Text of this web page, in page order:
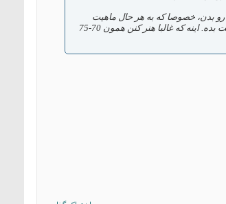
سوئیچینگ، زیر بار نیمتونن اون بازدهی های رویایی 85، 90، 95 درصدری شون رو بدن، خصوصا که به هر حال ماهیت
سوئیچینگ هم یه نقطه کار بهینه داره و اینجوری نیس که انتظار داشته باشی تو هر رنجی و هر ولتاژی همون بازدهی ماکزیممش رو تحویلت بده. اینه که غالبا هنر کنن همون 70-75